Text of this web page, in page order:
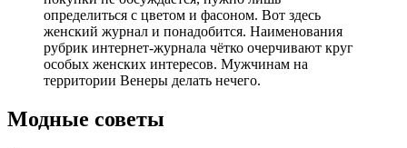
определиться с цветом и фасоном. Вот здесь
женский журнал и понадобится. Наименования
рубрик интернет-журнала чётко очерчивают круг
особых женских интересов. Мужчинам на
территории Венеры делать нечего.
Модные советы